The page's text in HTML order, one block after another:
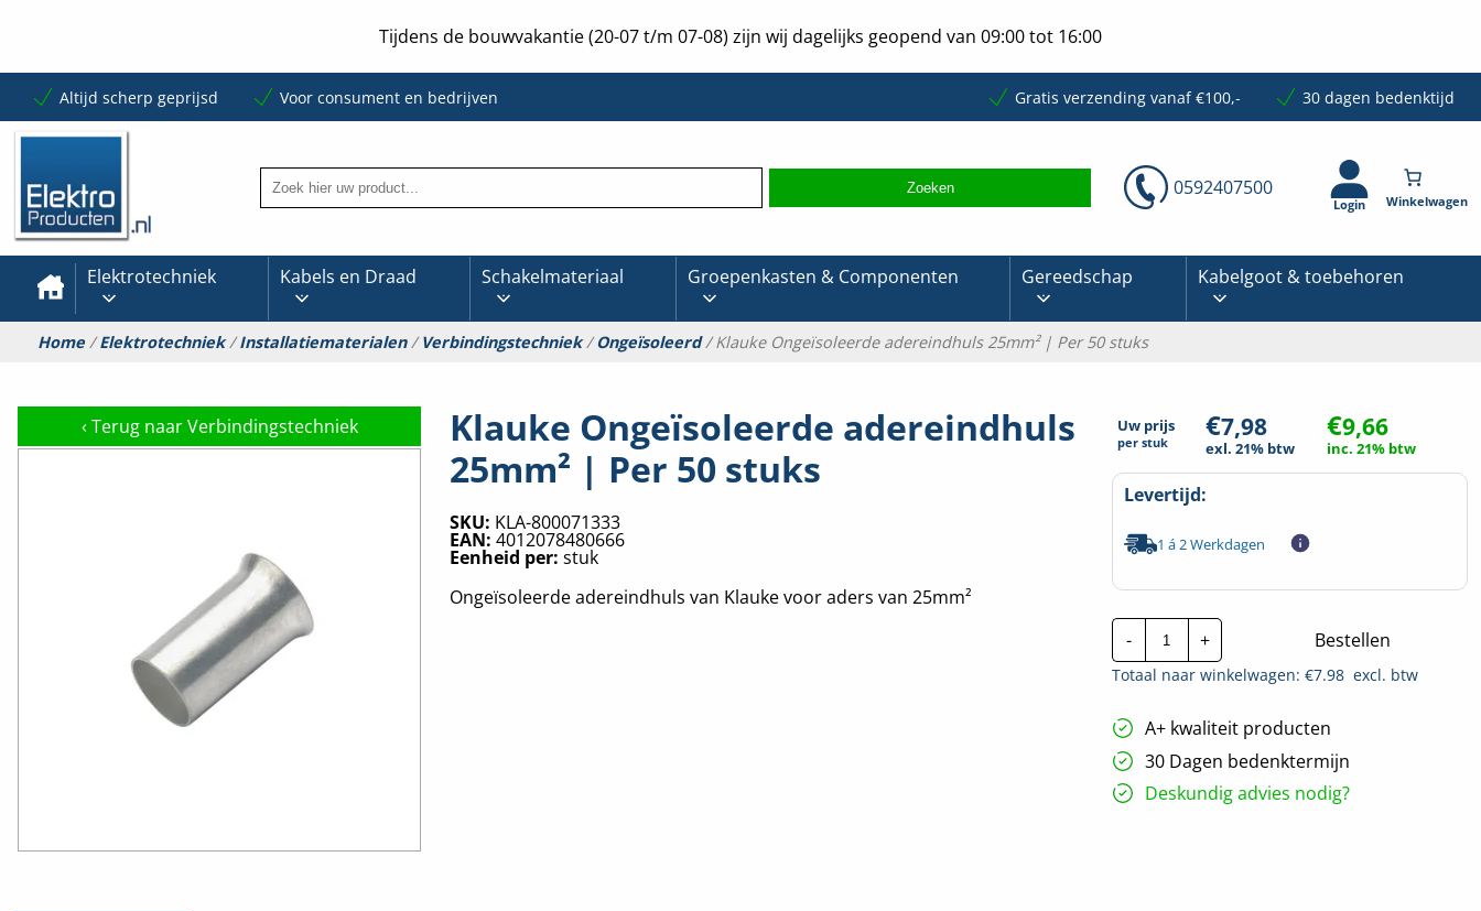
Tijdens de bouwvakantie (20-07 t/m 07-08) zijn wij dagelijks geopend van 09:00 tot 16:00
Altijd scherp geprijsd Voor consument en bedrijven Gratis verzending vanaf €100,- 30 dagen bedenktijd
0592407500
Login
Elektrotechniek Kabels en Draad Schakelmateriaal Groepenkasten & Componenten Gereedschap Kabelgoot & toebehoren
Home/Elektrotechniek/Installatiematerialen/Verbindingstechniek/Ongeïsoleerd/ Klauke Ongeïsoleerde adereindhuls 25mm² | Per 50 stuks
‹ Terug naar Verbindingstechniek
Klauke Ongeïsoleerde adereindhuls
25mm² | Per 50 stuks
SKU: KLA-800071333
EAN: 4012078480666
Eenheid per: stuk
Ongeïsoleerde adereindhuls van Klauke voor aders van 25mm²
Uw prijs
per stuk €7,98
exl. 21% btw
€9,66
inc. 21% btw
Levertijd:
1 á 2 Werkdagen
-
Klauke
Ongeïsoleerde
adereindhuls
25mm²
Per
50
stuks
hoeveelheid
+ Bestellen
Totaal naar winkelwagen: €7.98excl. btw
A+ kwaliteit producten
30 Dagen bedenktermijn
Deskundig advies nodig?